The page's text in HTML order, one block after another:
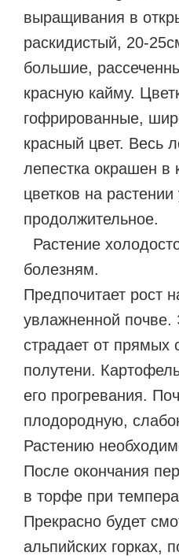
выращивания в
раскидистый, 20-
большие,
красную кайму.
гофрированные,
красный цвет. Весь
лепестка окрашен в
цветков на
продолжительное.
Растение
болезням.
Предпочитает рост
увлажненной почве.
страдает от прямых
полутени.
его прогревания.
плодородную,
Растению
После окончания
в торфе при
Прекрасно будет
альпийских горках,